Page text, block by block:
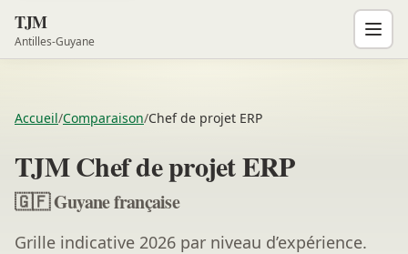
TJM
Antilles-Guyane
Accueil/Comparaison/Chef de projet ERP
TJM Chef de projet ERP
🇬🇫 Guyane française
Grille indicative 2026 par niveau d’expérience.